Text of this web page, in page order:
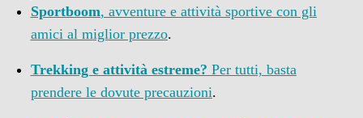
Sportboom, avventure e attività sportive con gli
amici al miglior prezzo.
Trekking e attività estreme? Per tutti, basta
prendere le dovute precauzioni.